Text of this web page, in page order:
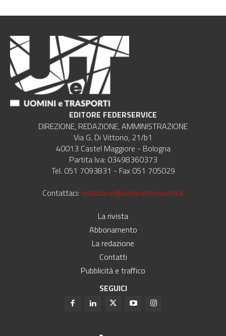
EDITORE FEDERSERVICE
DIREZIONE, REDAZIONE, AMMINISTRAZIONE
Via G. Di Vittorio, 21/b1
40013 Castel Maggiore - Bologna
Partita Iva: 03498360373
Tel. 051 7093831 - Fax 051 705029
Contattaci: redazione@uominietrasporti.it
La rivista
Abbonamento
La redazione
Contatti
Pubblicità e traffico
SEGUICI